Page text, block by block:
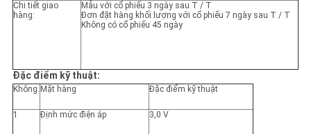
Chi tiết giao
hàng:
Mẫu với cổ phiếu 3 ngày sau T / T
Đơn đặt hàng khối lượng với cổ phiếu 7 ngày sau T / T
Không có cổ phiếu 45 ngày
Đặc điểm kỹ thuật:
Không. Mặt hàng Đặc điểm kỹ thuật
1 Định mức điện áp 3,0 V